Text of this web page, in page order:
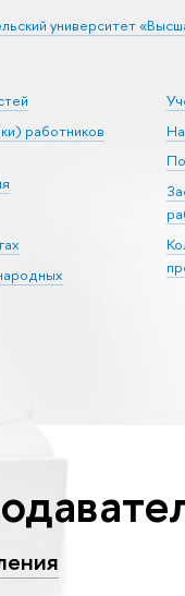
университет
работников